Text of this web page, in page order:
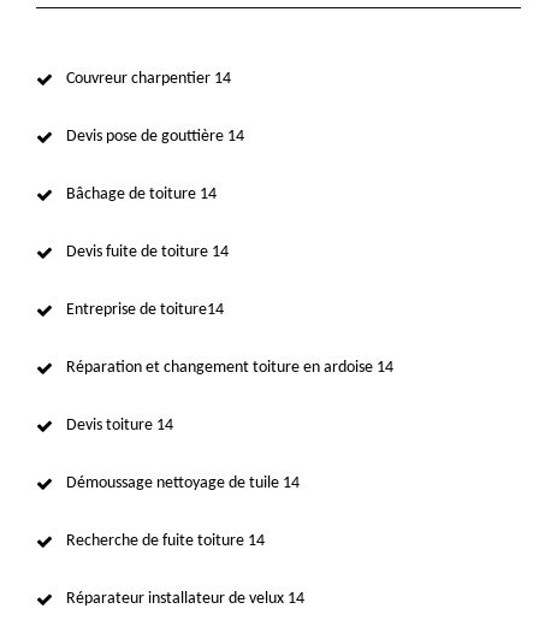
Couvreur charpentier 14
Devis pose de gouttière 14
Bâchage de toiture 14
Devis fuite de toiture 14
Entreprise de toiture14
Réparation et changement toiture en ardoise 14
Devis toiture 14
Démoussage nettoyage de tuile 14
Recherche de fuite toiture 14
Réparateur installateur de velux 14